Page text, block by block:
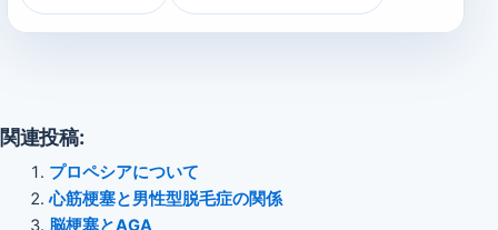
関連投稿:
プロペシアについて
心筋梗塞と男性型脱毛症の関係
脳梗塞とAGA